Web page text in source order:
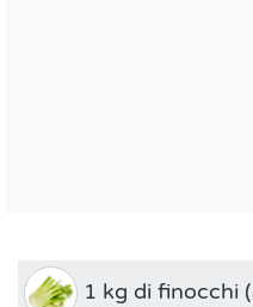
1 kg di finocchi